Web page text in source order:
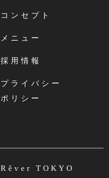
コンセプト
メニュー
採用情報
プライバシー
ポリシー
Rêver TOKYO